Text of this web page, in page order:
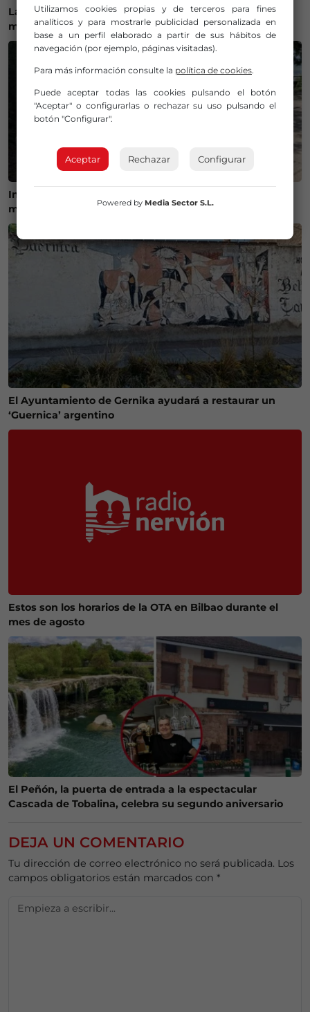
Las playas de Bizkaia superan el millón de visitantes y
mantienen una alta actividad este verano
Inician las obras de acondicionamiento de dos
miradores en la Vía Vieja de Lezama
El Ayuntamiento de Gernika ayudará a restaurar un
‘Guernica’ argentino
Estos son los horarios de la OTA en Bilbao durante el
mes de agosto
El Peñón, la puerta de entrada a la espectacular
Cascada de Tobalina, celebra su segundo aniversario
DEJA UN COMENTARIO
Tu dirección de correo electrónico no será publicada. Los
campos obligatorios están marcados con *
Utilizamos cookies propias y de terceros para fines
analíticos y para mostrarle publicidad personalizada en
base a un perfil elaborado a partir de sus hábitos de
navegación (por ejemplo, páginas visitadas).
Para más información consulte la política de cookies.
Puede aceptar todas las cookies pulsando el botón
"Aceptar" o configurarlas o rechazar su uso pulsando el
botón "Configurar".
Aceptar Rechazar Configurar
Powered by Media Sector S.L.